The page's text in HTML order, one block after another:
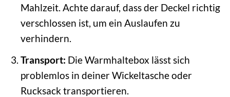
Mahlzeit. Achte darauf, dass der Deckel richtig
verschlossen ist, um ein Auslaufen zu
verhindern.
Transport: Die Warmhaltebox lässt sich
problemlos in deiner Wickeltasche oder
Rucksack transportieren.